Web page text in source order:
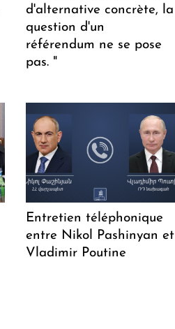
d'alternative concrète, la
question d'un
référendum ne se pose
pas. "
Entretien téléphonique
entre Nikol Pashinyan et
Vladimir Poutine